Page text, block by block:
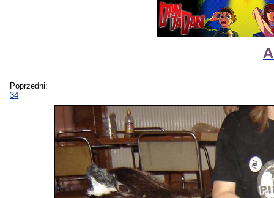
Poprzedni:
34